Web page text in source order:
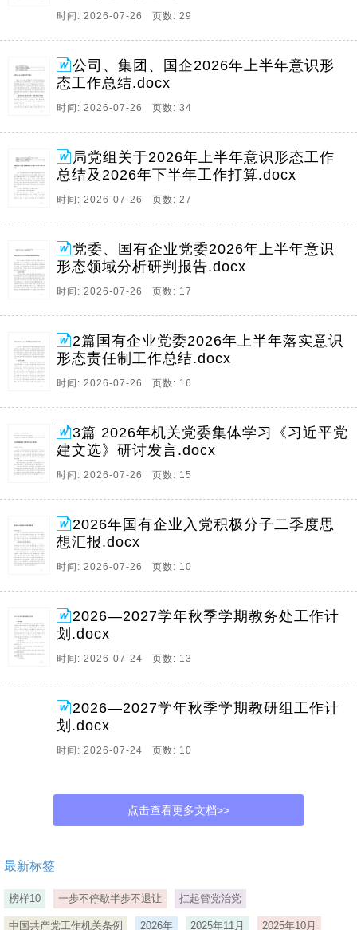
时间: 2026-07-26 页数: 29
公司、集团、国企2026年上半年意识形
态工作总结.docx
时间: 2026-07-26 页数: 34
局党组关于2026年上半年意识形态工作
总结及2026年下半年工作打算.docx
时间: 2026-07-26 页数: 27
党委、国有企业党委2026年上半年意识
形态领域分析研判报告.docx
时间: 2026-07-26 页数: 17
2篇国有企业党委2026年上半年落实意识
形态责任制工作总结.docx
时间: 2026-07-26 页数: 16
3篇 2026年机关党委集体学习《习近平党
建文选》研讨发言.docx
时间: 2026-07-26 页数: 15
2026年国有企业入党积极分子二季度思
想汇报.docx
时间: 2026-07-26 页数: 10
2026—2027学年秋季学期教务处工作计
划.docx
时间: 2026-07-24 页数: 13
2026—2027学年秋季学期教研组工作计
划.docx
时间: 2026-07-24 页数: 10
点击查看更多文档>>
最新标签
榜样10 一步不停歇半步不退让 扛起管党治党
中国共产党工作机关条例 2026年 2025年11月 2025年10月